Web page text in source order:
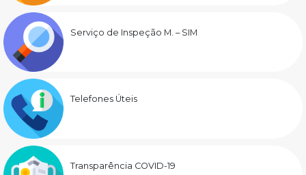
Serviço de Inspeção M. – SIM
Telefones Úteis
Transparência COVID-19